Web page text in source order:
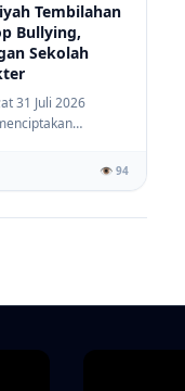
Tembilahan
Bullying,
Sekolah
31 Juli 2026
👁️ 94